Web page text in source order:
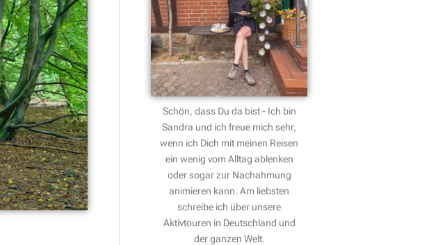
Schön, dass Du da bist - Ich bin
Sandra und ich freue mich sehr,
wenn ich Dich mit meinen Reisen
ein wenig vom Alltag ablenken
oder sogar zur Nachahmung
animieren kann. Am liebsten
schreibe ich über unsere
Aktivtouren in Deutschland und
der ganzen Welt.